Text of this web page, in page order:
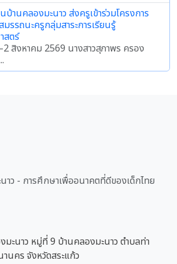
บ้านคลองมะนาว ส่งครูเข้าร่วมโครงการ
รรถนะครูกลุ่มสาระการเรียนรู้
ตร์
สิงหาคม 2569 นางสาวสุภาพร ครอง
าว - การศึกษาเพื่ออนาคตที่ดีของเด็กไทย
มะนาว หมู่ที่ 9 บ้านคลองมะนาว ตำบลท่า
นคร จังหวัดสระแก้ว